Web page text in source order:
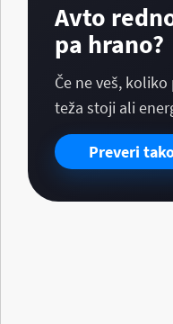
Avto
pa hrano?
Če ne veš,
teža stoji ali
Preveri